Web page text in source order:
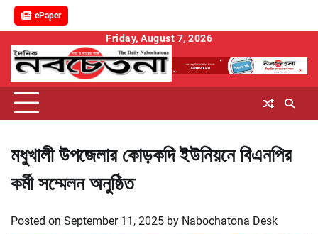
ePaper
content
Friday, August 7, 2026
মধুখালী উপজেলার কোড়কদি ইউনিয়নে বিএনপির
কর্মী সম্মেলন অনুষ্ঠিত
Posted on September 11, 2025 by Nabochatona Desk